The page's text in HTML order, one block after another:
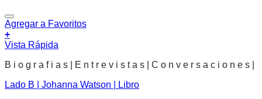
Agregar a Favoritos
+
Vista Rápida
B i o g r a f i a s | E n t r e v i s t a s | C o n v e r s a c i o n e s |
Lado B | Johanna Watson | Libro